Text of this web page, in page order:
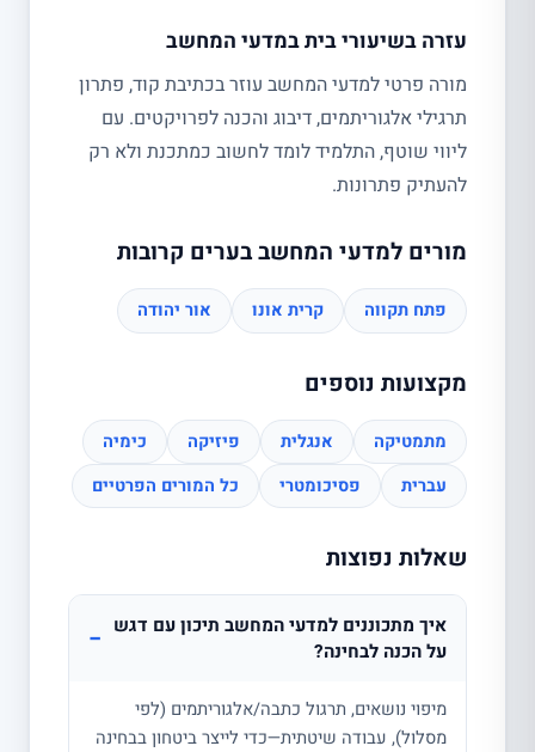
עזרה בשיעורי בית במדעי המחשב
מורה פרטי למדעי המחשב עוזר בכתיבת קוד, פתרון
תרגילי אלגוריתמים, דיבוג והכנה לפרויקטים. עם
ליווי שוטף, התלמיד לומד לחשוב כמתכנת ולא רק
להעתיק פתרונות.
מורים למדעי המחשב בערים קרובות
פתח תקווה קרית אונו אור יהודה
מקצועות נוספים
מתמטיקה אנגלית פיזיקה
כימיה
עברית
פסיכומטרי כל המורים הפרטיים
שאלות נפוצות
איך מתכוננים למדעי המחשב תיכון עם דגש
על הכנה לבחינה?
−
מיפוי נושאים, תרגול כתבה/אלגוריתמים (לפי
מסלול), עבודה שיטתית—כדי לייצר ביטחון בבחינה